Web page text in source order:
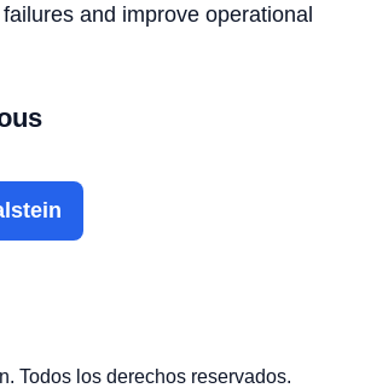
and improve operational
Todos los derechos reservados.